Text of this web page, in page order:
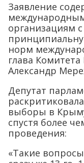
Заявление
организациям
норм
глава
Александр
Депутат
выборы в
спустя более
проведения:
«Такие